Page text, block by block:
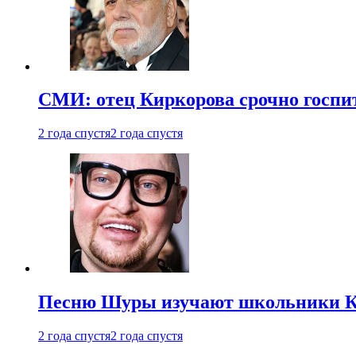
СМИ: отец Киркорова срочно
2 года спустя2 года спустя
Песню Шуры изучают школьники
2 года спустя2 года спустя